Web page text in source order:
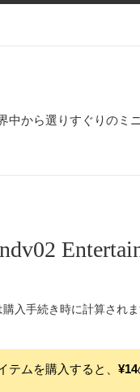
中から選りすぐりのミ
購入手続き時に計算されま
テムを購入すると、 ¥14